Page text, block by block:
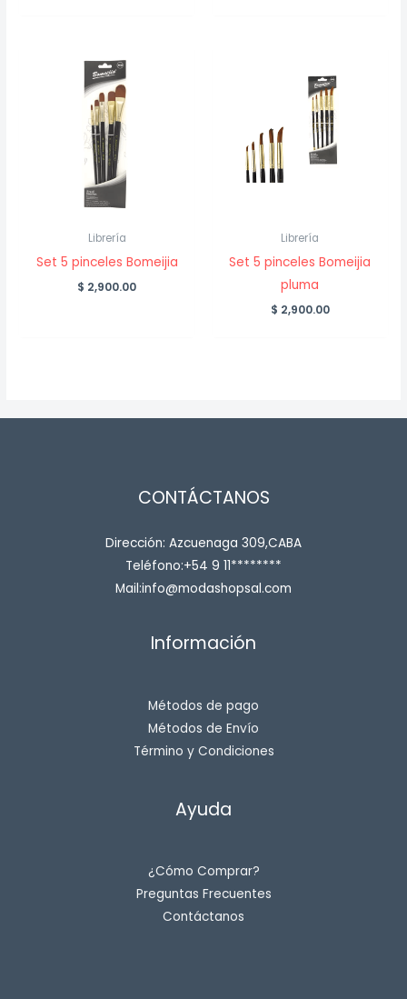
Librería
Set 5 pinceles Bomeijia
$ 2,900.00
Librería
Set 5 pinceles Bomeijia
pluma
$ 2,900.00
CONTÁCTANOS
Dirección: Azcuenaga 309,CABA
Teléfono:+54 9 11********
Mail:info@modashopsal.com
Información
Métodos de pago
Métodos de Envío
Término y Condiciones
Ayuda
¿Cómo Comprar?
Preguntas Frecuentes
Contáctanos